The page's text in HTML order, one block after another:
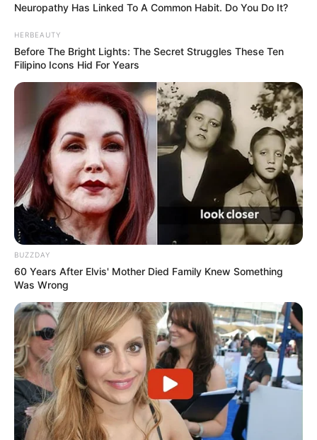
Neuropathy Has Linked To A Common Habit. Do You Do It?
HERBEAUTY
Before The Bright Lights: The Secret Struggles These Ten
Filipino Icons Hid For Years
BUZZDAY
60 Years After Elvis' Mother Died Family Knew Something
Was Wrong